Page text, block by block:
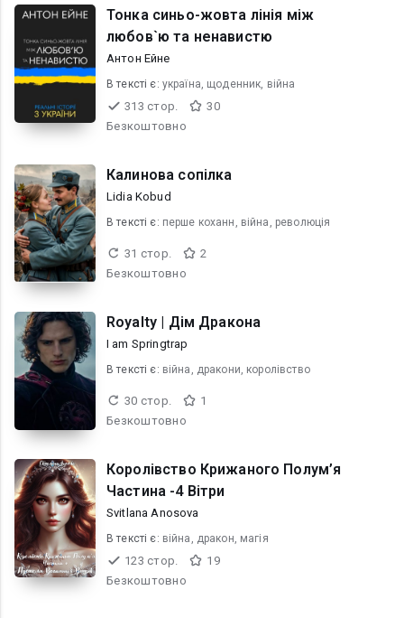
Тонка синьо-жовта лінія між
любов`ю та ненавистю
Антон Ейне
В текcті є: україна, щоденник, війна
313 стор.
30
Безкоштовно
Калинова сопілка
Lidia Kobud
В текcті є: перше коханн, війна, революція
31 стор.
2
Безкоштовно
Royalty | Дім Дракона
I am Springtrap
В текcті є: війна, дракони, королівство
30 стор.
1
Безкоштовно
Королівство Крижаного Полум’я
Частина -4 Вітри
Svitlana Anosova
В текcті є: війна, дракон, магія
123 стор.
19
Безкоштовно